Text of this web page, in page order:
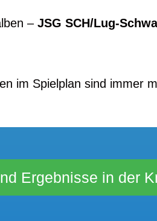
– JSG
im Spielplan sind immer
Ergebnisse in der